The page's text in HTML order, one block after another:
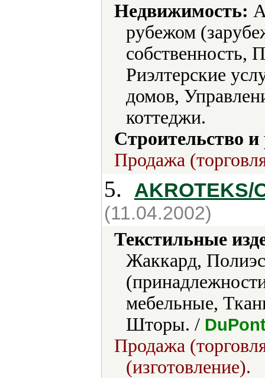
Недвижимость:
рубежом
собственность,
Риэлтерские
домов,
коттеджи.
Строительство
Продажа
5. AKROTEKS/
(11.04.2002)
Текстильные
Жаккард,
мебельные,
Шторы. /
Продажа
(изготовление).